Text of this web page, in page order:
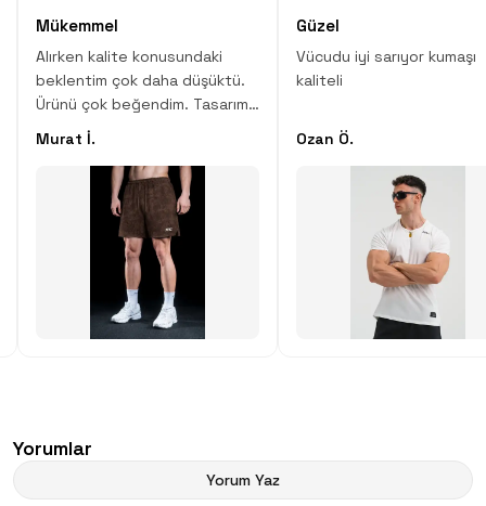
Mükemmel
Alırken kalite konusundaki
beklentim çok daha düşüktü.
Ürünü çok beğendim. Tasarım,
desen, kumaş kalitesi çok hoş.
Murat İ.
Güzel
Vücudu iyi sarıyor kumaşı
kaliteli
Ozan Ö.
Yorumlar
Yorum Yaz